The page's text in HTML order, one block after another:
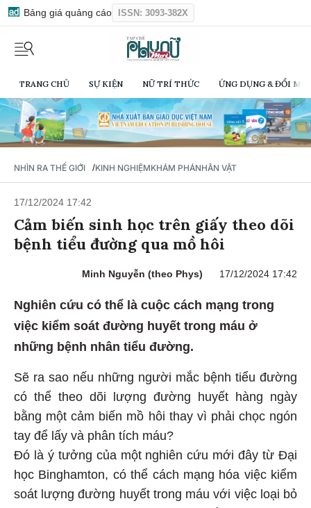
Bảng giá quảng cáo ISSN: 3093-382X
TRANG CHỦ SỰ KIỆN NỮ TRÍ THỨC ỨNG DỤNG & ĐỔI
NHÌN RA THẾ GIỚI /KINH NGHIỆMKHÁM PHÁNHÂN VẬT
17/12/2024 17:42
Cảm biến sinh học trên giấy theo dõi
bệnh tiểu đường qua mồ hôi
Minh Nguyễn (theo Phys) 17/12/2024 17:42
Nghiên cứu có thể là cuộc cách mạng trong
việc kiểm soát đường huyết trong máu ở
những bệnh nhân tiểu đường.
Sẽ ra sao nếu những người mắc bệnh tiểu đường
có thể theo dõi lượng đường huyết hàng ngày
bằng một cảm biến mồ hôi thay vì phải chọc ngón
tay để lấy và phân tích máu?
Đó là ý tưởng của một nghiên cứu mới đây từ Đại
học Binghamton, có thể cách mạng hóa việc kiểm
soát lượng đường huyết trong máu với việc loại bỏ